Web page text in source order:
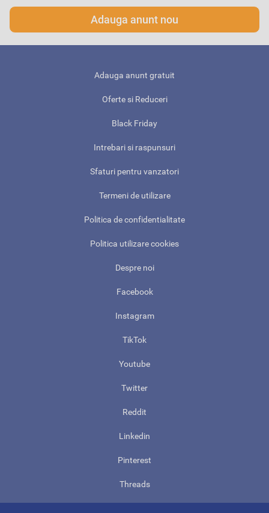
Adauga anunt nou
Adauga anunt gratuit
Oferte si Reduceri
Black Friday
Intrebari si raspunsuri
Sfaturi pentru vanzatori
Termeni de utilizare
Politica de confidentialitate
Politica utilizare cookies
Despre noi
Facebook
Instagram
TikTok
Youtube
Twitter
Reddit
Linkedin
Pinterest
Threads